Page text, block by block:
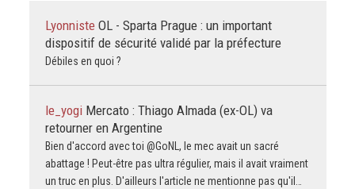
Lyonniste OL - Sparta Prague : un important
dispositif de sécurité validé par la préfecture
Débiles en quoi ?
le_yogi Mercato : Thiago Almada (ex-OL) va
retourner en Argentine
Bien d'accord avec toi @GoNL, le mec avait un sacré
abattage ! Peut-être pas ultra régulier, mais il avait vraiment
un truc en plus. D'ailleurs l'article ne mentionne pas qu'il…